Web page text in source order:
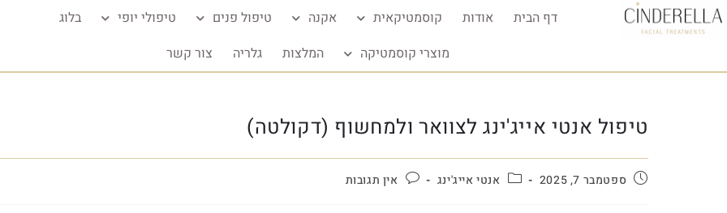
דף הבית אודות קוסמטיקאית אקנה טיפול פנים טיפולי יופי
בלוג
מוצרי קוסמטיקה
המלצות גלריה צור קשר
טיפול אנטי אייג'ינג לצוואר ולמחשוף (דקולטה)
ספטמבר 7, 2025 אנטי אייג'ינג אין תגובות